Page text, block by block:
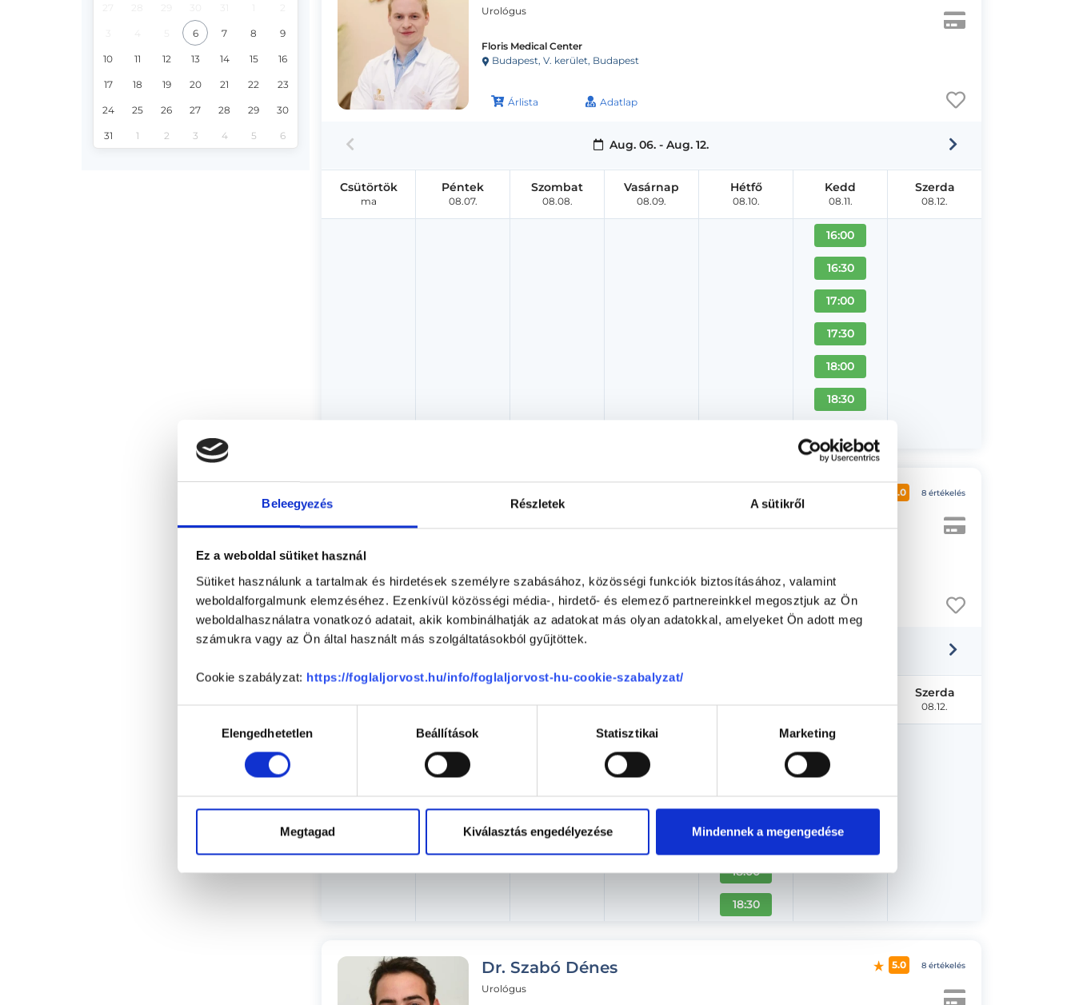
Beleegyezés Részletek A sütikről
Ez a weboldal sütiket használ
Sütiket használunk a tartalmak és hirdetések személyre szabásához, közösségi funkciók biztosításához, valamint
weboldalforgalmunk elemzéséhez. Ezenkívül közösségi média-, hirdető- és elemező partnereinkkel megosztjuk az Ön
weboldalhasználatra vonatkozó adatait, akik kombinálhatják az adatokat más olyan adatokkal, amelyeket Ön adott meg
számukra vagy az Ön által használt más szolgáltatásokból gyűjtöttek.
Cookie szabályzat: https://foglaljorvost.hu/info/foglaljorvost-hu-cookie-szabalyzat/
kiválasztásaElengedhetetlen Beállítások Statisztikai Marketing
Megtagad Kiválasztás engedélyezése Mindennek a megengedése
6 7 8 9
10 11 12 13 14 15 16
17 18 19 20 21 22 23
24 25 26 27 28 29 30
31 1 2 3 4 5 6
Urológus
Floris Medical Center
Budapest, V. kerület, Budapest
Árlista Adatlap
Aug. 06. - Aug. 12.
Csütörtök
ma
Péntek
08.07.
Szombat
08.08.
Vasárnap
08.09.
Hétfő
08.10.
Kedd
08.11.
16:00
16:30
17:00
17:30
18:00
18:30
Szerda
08.12.
Dr. Fazekas Fruzsina Ph.D.
Árlista Adatlap
5.0 8 értékelés
ma 08.07. 08.08. 08.09. 08.10.
17:00
17:30
18:00
18:30
08.11.
Szerda
08.12.
Dr. Szabó Dénes
Urológus
5.0 8 értékelés